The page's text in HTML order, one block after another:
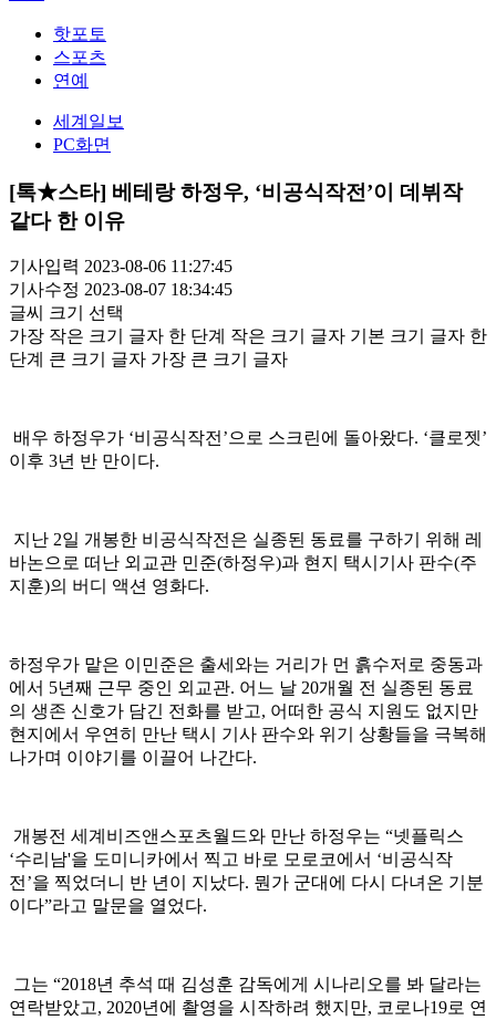
핫포토
스포츠
연예
세계일보
PC화면
[톡★스타] 베테랑 하정우, ‘비공식작전’이 데뷔작
같다 한 이유
기사입력 2023-08-06 11:27:45
기사수정 2023-08-07 18:34:45
글씨 크기 선택
가장 작은 크기 글자 한 단계 작은 크기 글자 기본 크기 글자 한
단계 큰 크기 글자 가장 큰 크기 글자
배우 하정우가 ‘비공식작전’으로 스크린에 돌아왔다. ‘클로젯’
이후 3년 반 만이다.
지난 2일 개봉한 비공식작전은 실종된 동료를 구하기 위해 레
바논으로 떠난 외교관 민준(하정우)과 현지 택시기사 판수(주
지훈)의 버디 액션 영화다.
하정우가 맡은 이민준은 출세와는 거리가 먼 흙수저로 중동과
에서 5년째 근무 중인 외교관. 어느 날 20개월 전 실종된 동료
의 생존 신호가 담긴 전화를 받고, 어떠한 공식 지원도 없지만
현지에서 우연히 만난 택시 기사 판수와 위기 상황들을 극복해
나가며 이야기를 이끌어 나간다.
개봉전 세계비즈앤스포츠월드와 만난 하정우는 “넷플릭스
‘수리남'을 도미니카에서 찍고 바로 모로코에서 ‘비공식작
전’을 찍었더니 반 년이 지났다. 뭔가 군대에 다시 다녀온 기분
이다”라고 말문을 열었다.
그는 “2018년 추석 때 김성훈 감독에게 시나리오를 봐 달라는
연락받았고, 2020년에 촬영을 시작하려 했지만, 코로나19로 연